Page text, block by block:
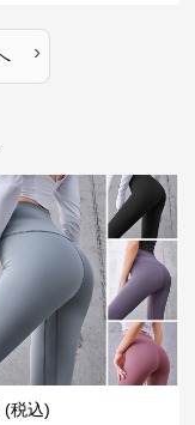
›
(税込)